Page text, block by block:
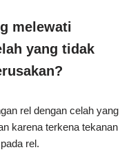
melewati
yang tidak
rel dengan celah yang
karena terkena tekanan
rel.